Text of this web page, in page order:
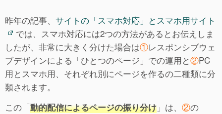
昨年の記事、 サイトの「スマホ対応」とスマホ用サイト
では、スマホ対応には2つの方法があるとお伝えしま
したが、非常に大きく分けた場合は①レスポンシブウェ
ブデザインによる「ひとつのページ」での運用と②PC
用とスマホ用、それぞれ別にページを作るの二種類に分
類されます。
この「動的配信によるページの振り分け 」は、 ②の